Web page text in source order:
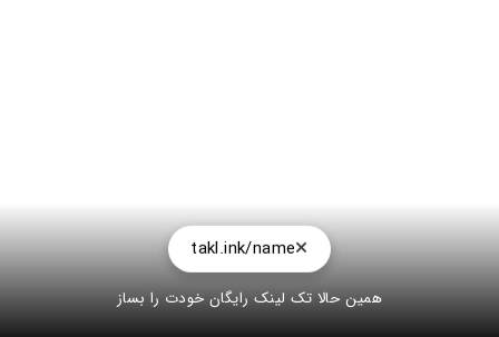
takl.ink/name
همین حالا تک لینک رایگان خودت را بساز